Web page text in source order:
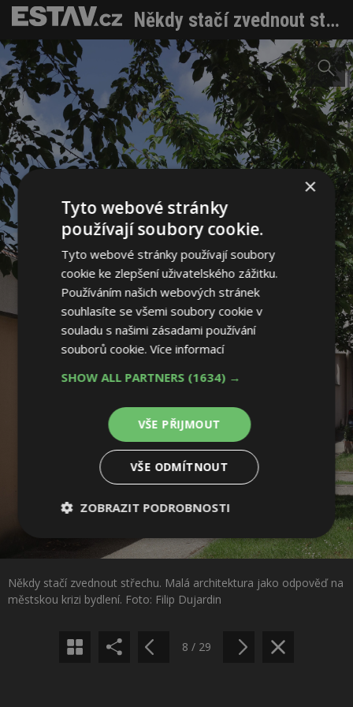
Někdy stačí zvednout střechu. Malá architektura jako odpověď na městskou krizi bydlení
Někdy stačí zvednout střechu. Malá architektura jako odpověď na
městskou krizi bydlení. Foto: Filip Dujardin
Sdílet na Facebooku
Sdílet na Pinterestu
8 / 29
×
Tyto webové stránky
používají soubory cookie.
Tyto webové stránky používají soubory
cookie ke zlepšení uživatelského zážitku.
Používáním našich webových stránek
souhlasíte se všemi soubory cookie v
souladu s našimi zásadami používání
souborů cookie.Více informací
SHOW ALL PARTNERS (1634) →
VŠE PŘIJMOUT
VŠE ODMÍTNOUT
ZOBRAZIT PODROBNOSTI
nutné
Výkonové
soubory
Soubory
cílení
soubory